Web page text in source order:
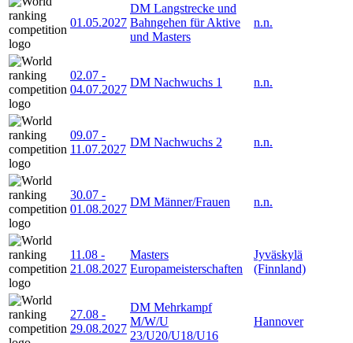
01.05.2027
DM Langstrecke und
Bahngehen für Aktive
und Masters
n.n.
02.07 -
04.07.2027
DM Nachwuchs 1 n.n.
09.07 -
11.07.2027
DM Nachwuchs 2 n.n.
30.07 -
01.08.2027
DM Männer/Frauen n.n.
11.08 -
21.08.2027
Masters
Europameisterschaften
Jyväskylä
(Finnland)
27.08 -
29.08.2027
DM Mehrkampf
M/W/U
23/U20/U18/U16
Hannover